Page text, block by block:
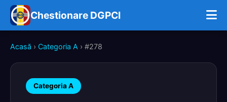
Chestionare DGPCI
Acasă › Categoria A › #278
Categoria A